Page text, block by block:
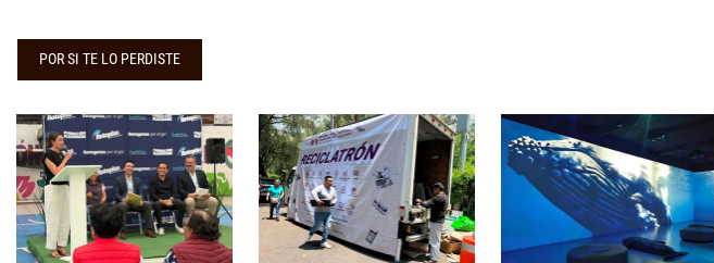
POR SI TE LO PERDISTE